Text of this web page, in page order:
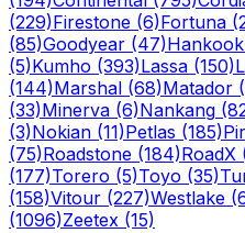
(229)Firestone (6)Fortuna
(85)Goodyear (47)Hankook
(5)Kumho (393)Lassa (150)
(144)Marshal (68)Matador
(33)Minerva (6)Nankang
(3)Nokian (11)Petlas (185)
(75)Roadstone (184)RoadX
(177)Torero (5)Toyo (35)
(158)Vitour (227)Westlake
(1096)Zeetex (15)